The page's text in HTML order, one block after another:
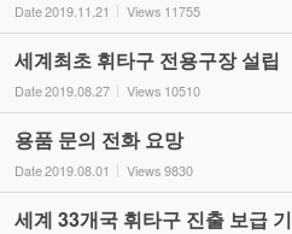
Date2019.11.21 Views 11755
세계최초 휘타구 전용구장 설립
Date2019.08.27 Views 10510
용품 문의 전화 요망
Date2019.08.01 Views9830
세계 33개국 휘타구 진출 보급